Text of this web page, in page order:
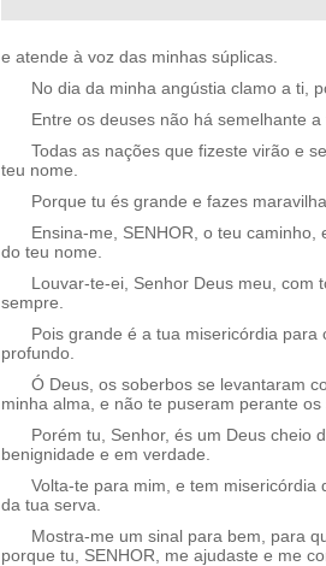
e atende à voz das minhas súplicas.
No dia da minha angústia clamo a ti,
Entre os deuses não há semelhante
Todas as nações que fizeste virão e
teu nome.
Porque tu és grande e fazes
Ensina-me, SENHOR, o teu
do teu nome.
Louvar-te-ei, Senhor Deus meu, com
sempre.
Pois grande é a tua misericórdia
profundo.
Ó Deus, os soberbos se levantaram
minha alma, e não te puseram perante os
Porém tu, Senhor, és um Deus cheio
benignidade e em verdade.
Volta-te para mim, e tem
da tua serva.
Mostra-me um sinal para bem, para
porque tu, SENHOR, me ajudaste e me